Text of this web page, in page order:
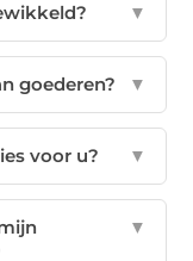
▼
goederen? ▼
voor u? ▼
▼